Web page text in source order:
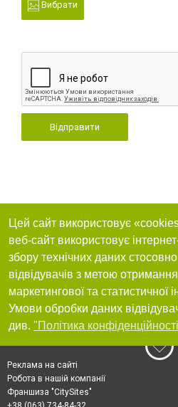
Вибрати
Відправити
Цей сайт використовує
веб-сайт використовує
збору технічних даних стосовно
відвідувачів з метою отримання
маркетингової та статистичної
Умови обробки даних
див. "Політика
Реклама на сайті
Робота в нашій компанії
Франшиза "CitySites"